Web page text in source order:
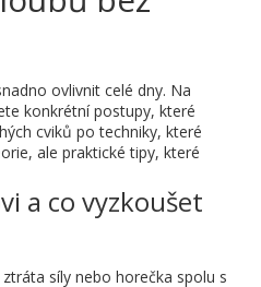
ovlivnit celé dny. Na
konkrétní postupy, které
cviků po techniky, které
ale praktické tipy, které
a co vyzkoušet
síly nebo horečka spolu s